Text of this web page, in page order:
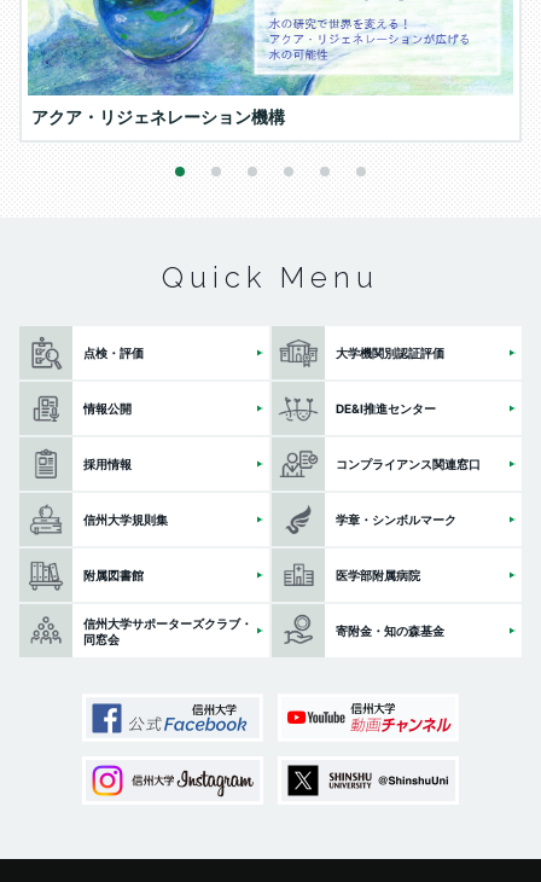
アクア・リジェネレーション機構
1 2 4 5
Quick Menu
点検・評価 大学機関別認証評価
情報公開 DE&I推進センター
採用情報 コンプライアンス関連窓口
信州大学規則集 学章・シンボルマーク
附属図書館 医学部附属病院
信州大学サポーターズクラブ・
同窓会
寄附金・知の森基金